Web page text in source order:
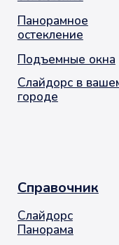
Контакты
+7 (495) 720-66-33
решения
Опасности